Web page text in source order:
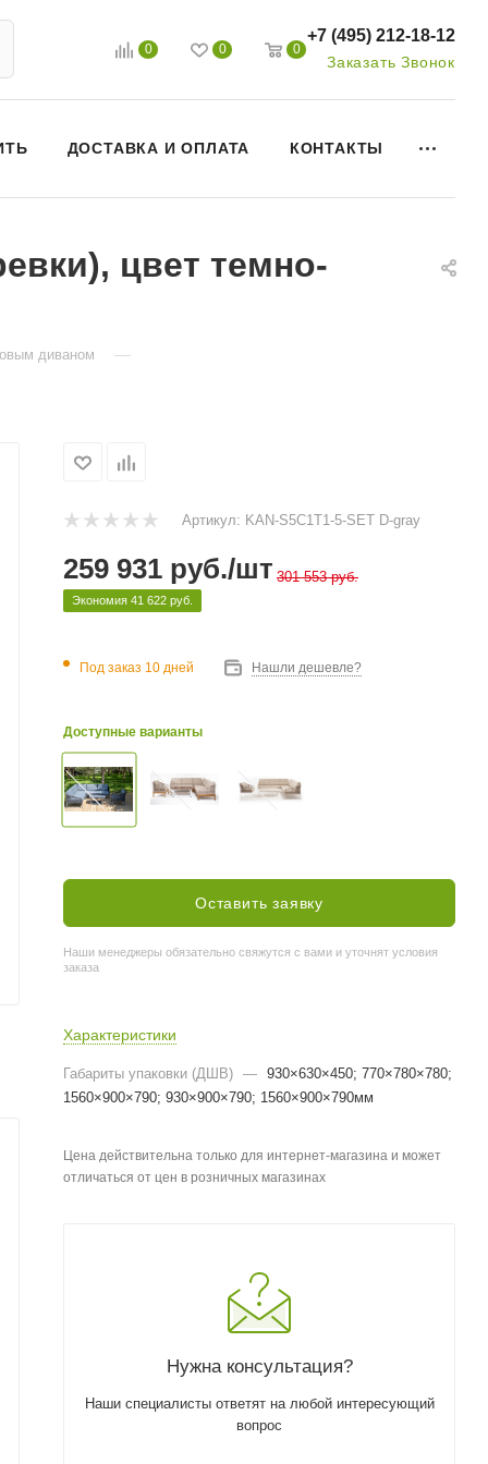
0 0 0
+7 (495) 212-18-12
Заказать Звонок
ДОСТАВКА И ОПЛАТА КОНТАКТЫ
цвет темно-
диваном —
Артикул: KAN-S5C1T1-5-SET D-gray
259 931 руб./шт 301 553руб.
Экономия 41 622 руб.
Под заказ 10 дней Нашли дешевле?
Доступные варианты
Оставить заявку
Наши менеджеры обязательно свяжутся с вами и уточнят условия
заказа
Характеристики
Габариты упаковки (ДШВ) — 930×630×450; 770×780×780;
1560×900×790; 930×900×790; 1560×900×790мм
Цена действительна только для интернет-магазина и может
отличаться от цен в розничных магазинах
Нужна консультация?
Наши специалисты ответят на любой интересующий
вопрос